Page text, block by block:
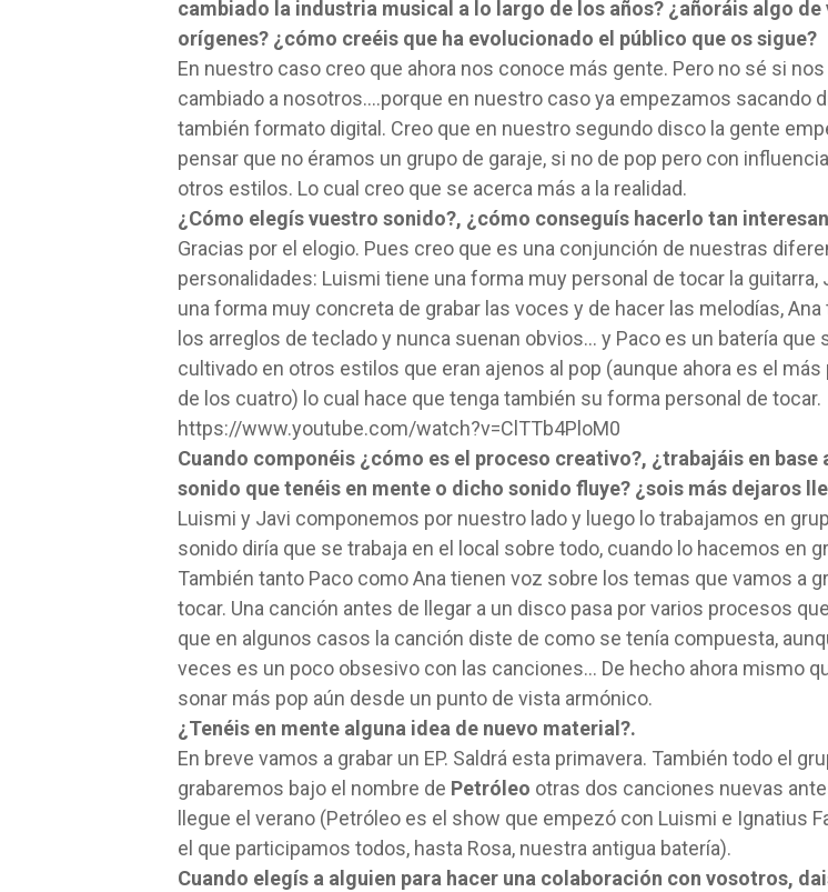
cambiado la industria musical a lo largo de los años? ¿añoráis algo de
orígenes? ¿cómo creéis que ha evolucionado el público que os sigue?
En nuestro caso creo que ahora nos conoce más gente. Pero no sé si nos
cambiado a nosotros….porque en nuestro caso ya empezamos sacando
también formato digital. Creo que en nuestro segundo disco la gente
pensar que no éramos un grupo de garaje, si no de pop pero con
otros estilos. Lo cual creo que se acerca más a la realidad.
¿Cómo elegís vuestro sonido?, ¿cómo conseguís hacerlo tan
Gracias por el elogio. Pues creo que es una conjunción de nuestras
personalidades: Luismi tiene una forma muy personal de tocar la guitarra,
una forma muy concreta de grabar las voces y de hacer las melodías, Ana
los arreglos de teclado y nunca suenan obvios… y Paco es un batería que
cultivado en otros estilos que eran ajenos al pop (aunque ahora es el más
de los cuatro) lo cual hace que tenga también su forma personal de tocar.
https://www.youtube.com/watch?v=ClTTb4PloM0
Cuando componéis ¿cómo es el proceso creativo?, ¿trabajáis en base
sonido que tenéis en mente o dicho sonido fluye? ¿sois más dejaros
Luismi y Javi componemos por nuestro lado y luego lo trabajamos en
sonido diría que se trabaja en el local sobre todo, cuando lo hacemos en
También tanto Paco como Ana tienen voz sobre los temas que vamos a
tocar. Una canción antes de llegar a un disco pasa por varios procesos
que en algunos casos la canción diste de como se tenía compuesta,
veces es un poco obsesivo con las canciones… De hecho ahora mismo
sonar más pop aún desde un punto de vista armónico.
¿Tenéis en mente alguna idea de nuevo material?.
En breve vamos a grabar un EP. Saldrá esta primavera. También todo el
grabaremos bajo el nombre de Petróleo otras dos canciones nuevas
llegue el verano (Petróleo es el show que empezó con Luismi e Ignatius
el que participamos todos, hasta Rosa, nuestra antigua batería).
Cuando elegís a alguien para hacer una colaboración con vosotros,